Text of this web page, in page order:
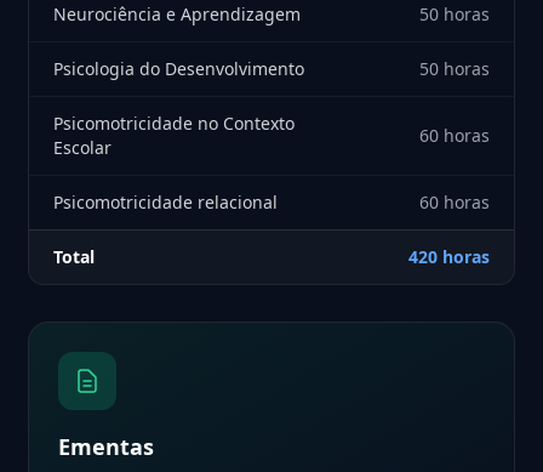
Neurociência e Aprendizagem 50 horas
Psicologia do Desenvolvimento 50 horas
Psicomotricidade no Contexto
Escolar
60 horas
Psicomotricidade relacional 60 horas
Total 420 horas
Ementas